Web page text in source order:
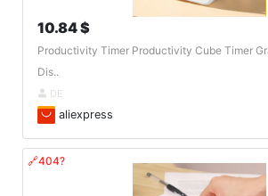
10.84 $
Productivity Timer Productivity Cube Timer
Dis..
DE
aliexpress
🔗404?